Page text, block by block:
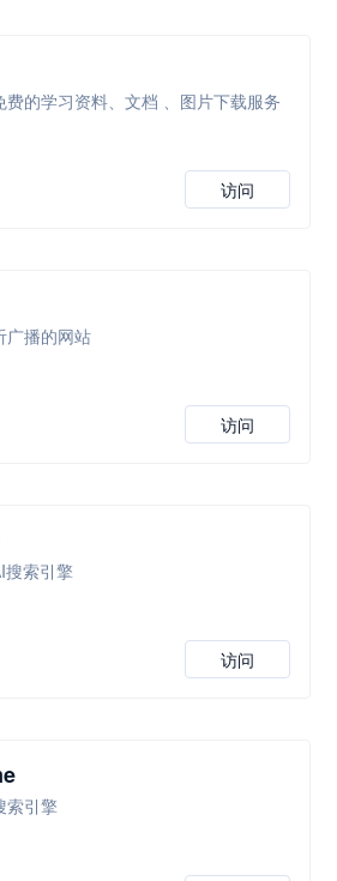
费的学习资料、文档 、图片下载服务
访问
广播的网站
访问
搜索引擎
访问
索引擎